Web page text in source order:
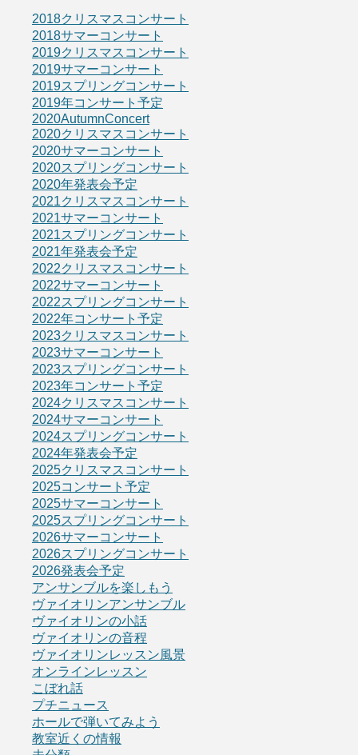
2018クリスマスコンサート
2018サマーコンサート
2019クリスマスコンサート
2019サマーコンサート
2019スプリングコンサート
2019年コンサート予定
2020AutumnConcert
2020クリスマスコンサート
2020サマーコンサート
2020スプリングコンサート
2020年発表会予定
2021クリスマスコンサート
2021サマーコンサート
2021スプリングコンサート
2021年発表会予定
2022クリスマスコンサート
2022サマーコンサート
2022スプリングコンサート
2022年コンサート予定
2023クリスマスコンサート
2023サマーコンサート
2023スプリングコンサート
2023年コンサート予定
2024クリスマスコンサート
2024サマーコンサート
2024スプリングコンサート
2024年発表会予定
2025クリスマスコンサート
2025コンサート予定
2025サマーコンサート
2025スプリングコンサート
2026サマーコンサート
2026スプリングコンサート
2026発表会予定
アンサンブルを楽しもう
ヴァイオリンアンサンブル
ヴァイオリンの小話
ヴァイオリンの音程
ヴァイオリンレッスン風景
オンラインレッスン
こぼれ話
プチニュース
ホールで弾いてみよう
教室近くの情報